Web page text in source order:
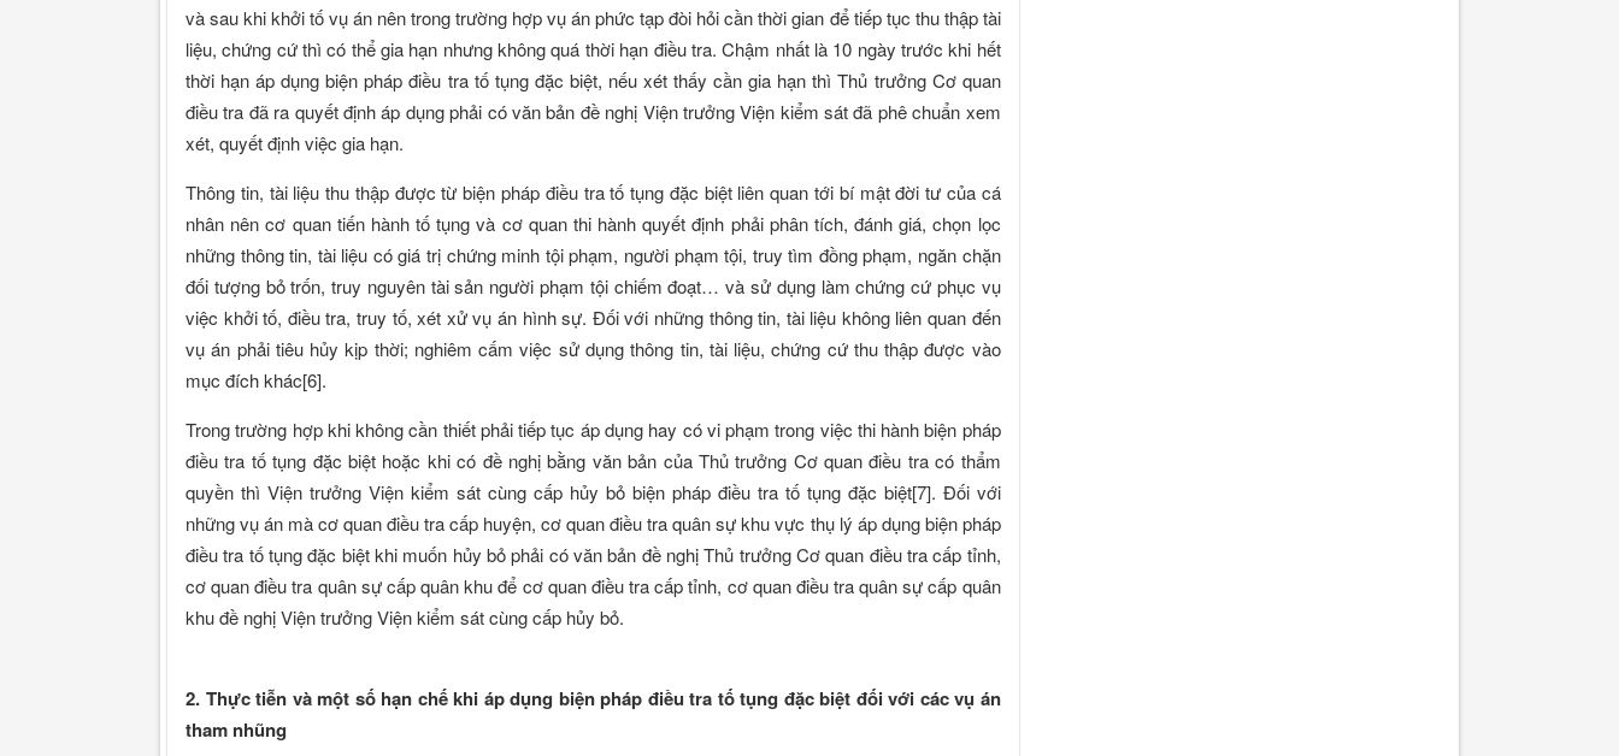
và sau khi khởi tố vụ án nên trong trường hợp vụ án phức tạp đòi hỏi cần thời gian để tiếp tục thu thập tài
liệu, chứng cứ thì có thể gia hạn nhưng không quá thời hạn điều tra. Chậm nhất là 10 ngày trước khi hết
thời hạn áp dụng biện pháp điều tra tố tụng đặc biệt, nếu xét thấy cần gia hạn thì Thủ trưởng Cơ quan
điều tra đã ra quyết định áp dụng phải có văn bản đề nghị Viện trưởng Viện kiểm sát đã phê chuẩn xem
xét, quyết định việc gia hạn.
Thông tin, tài liệu thu thập được từ biện pháp điều tra tố tụng đặc biệt liên quan tới bí mật đời tư của cá
nhân nên cơ quan tiến hành tố tụng và cơ quan thi hành quyết định phải phân tích, đánh giá, chọn lọc
những thông tin, tài liệu có giá trị chứng minh tội phạm, người phạm tội, truy tìm đồng phạm, ngăn chặn
đối tượng bỏ trốn, truy nguyên tài sản người phạm tội chiếm đoạt… và sử dụng làm chứng cứ phục vụ
việc khởi tố, điều tra, truy tố, xét xử vụ án hình sự. Đối với những thông tin, tài liệu không liên quan đến
vụ án phải tiêu hủy kịp thời; nghiêm cấm việc sử dụng thông tin, tài liệu, chứng cứ thu thập được vào
mục đích khác[6].
Trong trường hợp khi không cần thiết phải tiếp tục áp dụng hay có vi phạm trong việc thi hành biện pháp
điều tra tố tụng đặc biệt hoặc khi có đề nghị bằng văn bản của Thủ trưởng Cơ quan điều tra có thẩm
quyền thì Viện trưởng Viện kiểm sát cùng cấp hủy bỏ biện pháp điều tra tố tụng đặc biệt[7]. Đối với
những vụ án mà cơ quan điều tra cấp huyện, cơ quan điều tra quân sự khu vực thụ lý áp dụng biện pháp
điều tra tố tụng đặc biệt khi muốn hủy bỏ phải có văn bản đề nghị Thủ trưởng Cơ quan điều tra cấp tỉnh,
cơ quan điều tra quân sự cấp quân khu để cơ quan điều tra cấp tỉnh, cơ quan điều tra quân sự cấp quân
khu đề nghị Viện trưởng Viện kiểm sát cùng cấp hủy bỏ.
2. Thực tiễn và một số hạn chế khi áp dụng biện pháp điều tra tố tụng đặc biệt đối với các vụ án
tham nhũng